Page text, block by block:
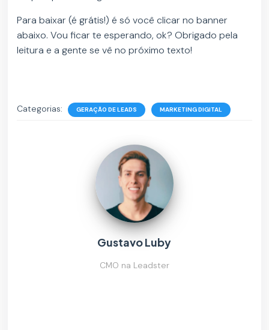
Para baixar (é grátis!) é só você clicar no banner
abaixo. Vou ficar te esperando, ok? Obrigado pela
leitura e a gente se vê no próximo texto!
Categorias: GERAÇÃO DE LEADS MARKETING DIGITAL
Gustavo Luby
CMO na Leadster